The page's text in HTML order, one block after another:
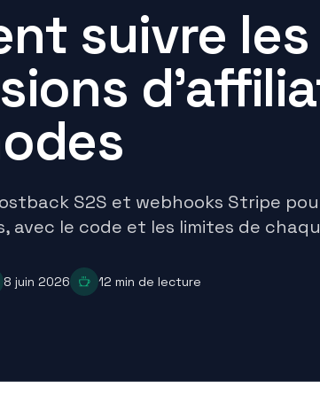
suivre les
S2S et webhooks Stripe
avec le code et les limites de
8 juin 2026 12 min de lecture